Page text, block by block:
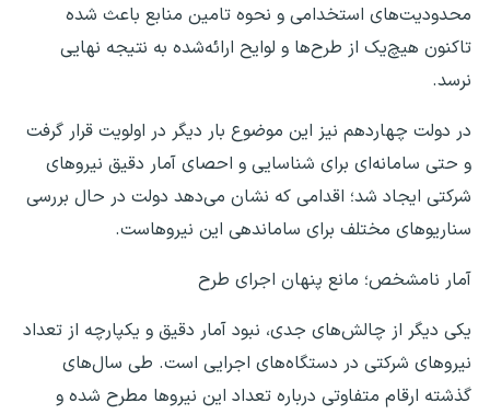
محدودیت‌های استخدامی و نحوه تامین منابع باعث شده
تاکنون هیچ‌یک از طرح‌ها و لوایح ارائه‌شده به نتیجه نهایی
نرسد.
در دولت چهاردهم نیز این موضوع بار دیگر در اولویت قرار گرفت
و حتی سامانه‌ای برای شناسایی و احصای آمار دقیق نیرو‌های
شرکتی ایجاد شد؛ اقدامی که نشان می‌دهد دولت در حال بررسی
سناریو‌های مختلف برای ساماندهی این نیروهاست.
آمار نامشخص؛ مانع پنهان اجرای طرح
یکی دیگر از چالش‌های جدی، نبود آمار دقیق و یکپارچه از تعداد
نیرو‌های شرکتی در دستگاه‌های اجرایی است. طی سال‌های
گذشته ارقام متفاوتی درباره تعداد این نیرو‌ها مطرح شده و